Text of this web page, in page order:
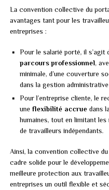
La convention collective du
avantages tant pour les
entreprises :
Pour le salarié porté, il s’agit
parcours professionnel,
minimale, d’une couverture
dans la gestion
Pour l’entreprise cliente, le
une flexibilité accrue dans
humaines, tout en limitant les
de travailleurs indépendants.
Ainsi, la convention collective
cadre solide pour le
meilleure protection aux
entreprises un outil flexible et